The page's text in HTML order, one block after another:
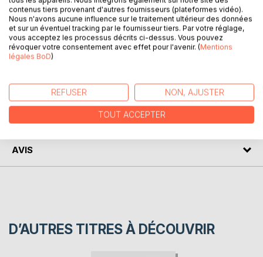
ici le coup de grâce. Elle dévoile les coulisses
surprenantes de la vie de la tragédienne, avec une vindicte
peut-être justifiée, mais qui ne la fait pas non plus sortir
grandie de la bataille. Un ouvrage qui n'en a pas moins une
importante valeur documentaire.
AUTEUR(S)
AVIS
D’AUTRES TITRES À DÉCOUVRIR
contenus tiers provenant d'autres fournisseurs (plateformes vidéo).
Nous n'avons aucune influence sur le traitement ultérieur des données
et sur un éventuel tracking par le fournisseur tiers. Par votre réglage,
vous acceptez les processus décrits ci-dessus. Vous pouvez
révoquer votre consentement avec effet pour l'avenir. (Mentions
légales BoD)
REFUSER NON, AJUSTER
TOUT ACCEPTER